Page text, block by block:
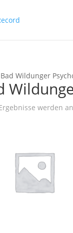
Wildunger
werden